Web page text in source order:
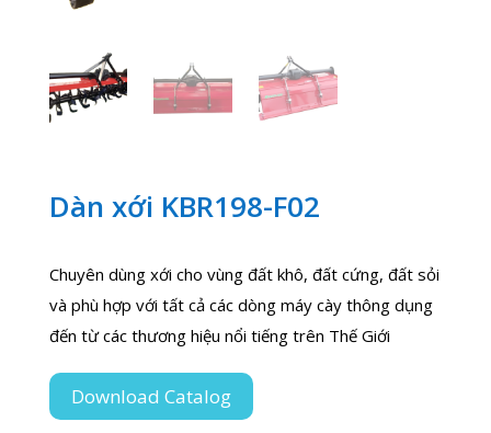
Dàn xới KBR198-F02
Chuyên dùng xới cho vùng đất khô, đất cứng, đất sỏi
và phù hợp với tất cả các dòng máy cày thông dụng
đến từ các thương hiệu nổi tiếng trên Thế Giới
Download Catalog